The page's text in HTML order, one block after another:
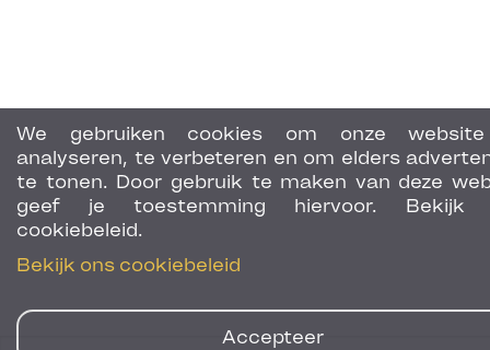
We gebruiken cookies om onze
analyseren, te verbeteren en om elders
te tonen. Door gebruik te maken van deze
geef je toestemming hiervoor. Bekijk
cookiebeleid.
Bekijk ons cookiebeleid
Accepteer